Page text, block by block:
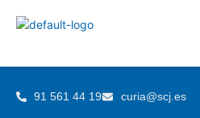
91 561 44 19 curia@scj.es